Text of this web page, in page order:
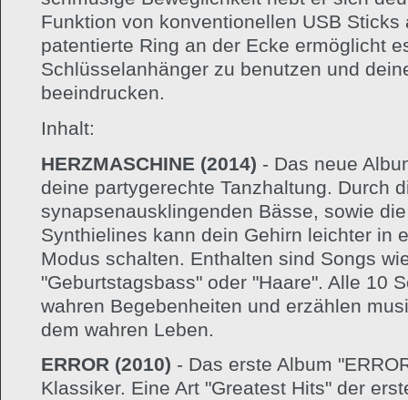
Funktion von konventionellen USB Sticks
patentierte Ring an der Ecke ermöglicht
Schlüsselanhänger zu benutzen und
beeindrucken.
Inhalt:
HERZMASCHINE (2014) - Das neue
deine partygerechte Tanzhaltung. Durch
synapsenausklingenden Bässe, sowie
Synthielines kann dein Gehirn leichter in
Modus schalten. Enthalten sind Songs
"Geburtstagsbass" oder "Haare". Alle 10
wahren Begebenheiten und erzählen
dem wahren Leben.
ERROR (2010) - Das erste Album
Klassiker. Eine Art "Greatest Hits" der